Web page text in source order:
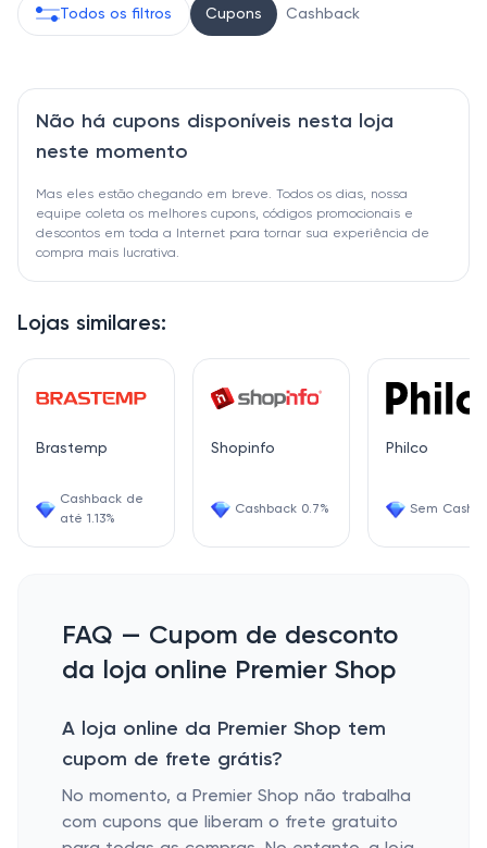
Lojas similares:
Brastemp
Cashback de
até 1.13%
Shopinfo
Cashback 0.7%
Philco
Sem
Todos os filtros Cupons Cashback
Não há cupons disponíveis nesta loja
neste momento
Mas eles estão chegando em breve. Todos os dias, nossa
equipe coleta os melhores cupons, códigos promocionais e
descontos em toda a Internet para tornar sua experiência de
compra mais lucrativa.
FAQ — Cupom de desconto
da loja online Premier Shop
A loja online da Premier Shop tem
cupom de frete grátis?
No momento, a Premier Shop não trabalha
com cupons que liberam o frete gratuito